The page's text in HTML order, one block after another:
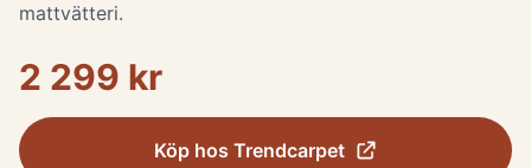
mattvätteri.
2 299 kr
Köp hos Trendcarpet